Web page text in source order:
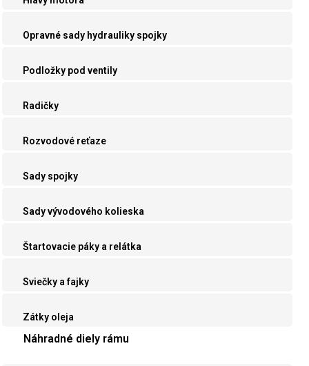
Opravné sady hydrauliky spojky
Podložky pod ventily
Radičky
Rozvodové reťaze
Sady spojky
Sady vývodového kolieska
Štartovacie páky a relátka
Sviečky a fajky
Zátky oleja
Náhradné diely rámu